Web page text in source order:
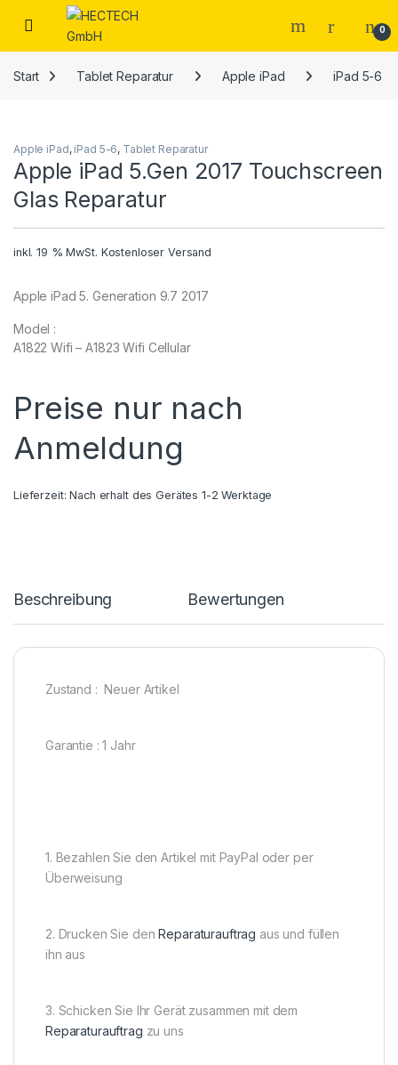
Open 0
Start Tablet Reparatur Apple iPad iPad 5-6
Apple iPad, iPad 5-6, Tablet Reparatur
Apple iPad 5.Gen 2017 Touchscreen
Glas Reparatur
inkl. 19 % MwSt. Kostenloser Versand
Apple iPad 5. Generation 9.7 2017
Model :
A1822 Wifi – A1823 Wifi Cellular
Preise nur nach
Anmeldung
Lieferzeit:Nach erhalt des Gerätes 1-2 Werktage
Beschreibung Bewertungen
Zustand : Neuer Artikel
Garantie : 1 Jahr
1. Bezahlen Sie den Artikel mit PayPal oder per
Überweisung
2. Drucken Sie denReparaturauftrag aus und füllen
ihn aus
3. Schicken Sie Ihr Gerät zusammen mit dem
Reparaturauftrag zu uns